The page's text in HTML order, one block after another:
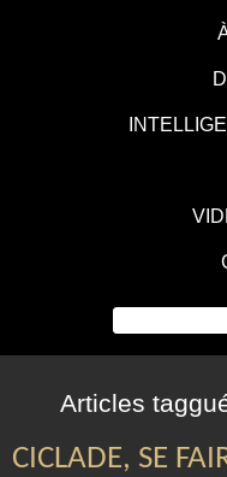
Articles
CICLADE, SE